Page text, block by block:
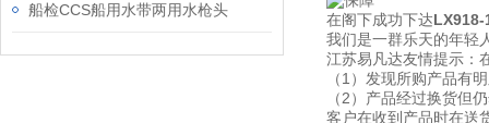
船检CCS船用水带两用水枪头
在阁下成功下达LX918-
我们是一群乐天的年轻
江苏易凡达友情提示：
（1）发现所购产品有
（2）产品经过换货但
客户在收到产品时在送